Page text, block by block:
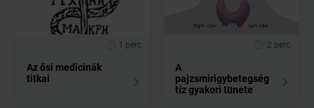
1 perc
Az ősi medicinák
titkai
2 perc
A
pajzsmirigybetegség
tíz gyakori tünete